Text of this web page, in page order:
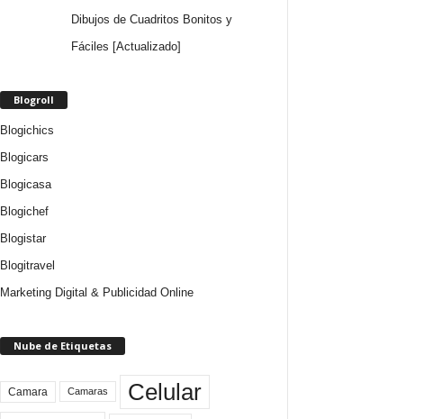
Dibujos de Cuadritos Bonitos y
Fáciles [Actualizado]
Blogroll
Blogichics
Blogicars
Blogicasa
Blogichef
Blogistar
Blogitravel
Marketing Digital & Publicidad Online
Nube de Etiquetas
Camara Camaras Celular